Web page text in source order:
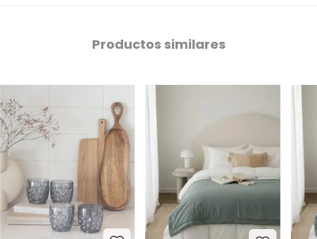
Productos similares